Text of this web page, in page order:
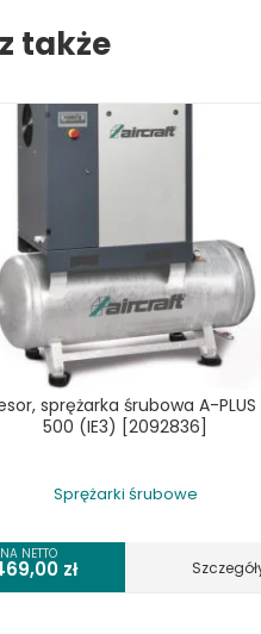
także
sprężarka śrubowa A-PLUS
500 (IE3) [2092836]
Sprężarki śrubowe
NETTO
zł